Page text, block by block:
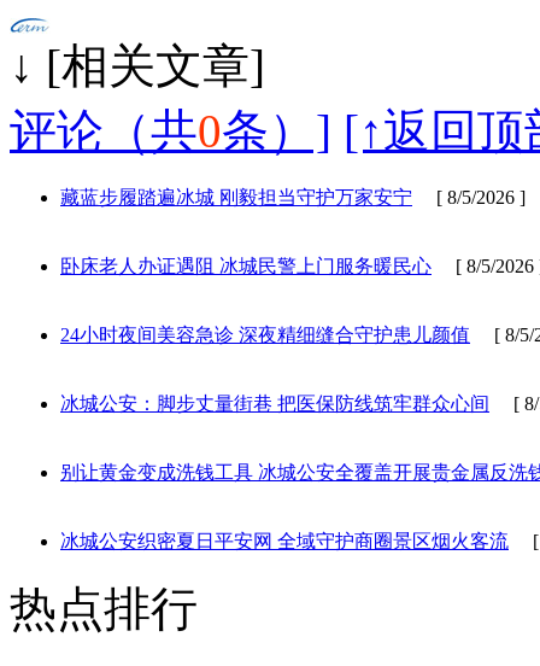
↓ [相
评论（共0条）] [↑返回顶
藏蓝步履踏遍冰城 刚毅担当守护万家安宁 [ 8/5/2026 ]
卧床老人办证遇阻 冰城民警上门服务暖民心 [ 8/5/2026
24小时夜间美容急诊 深夜精细缝合守护患儿颜值 [ 8/5/
冰城公安：脚步丈量街巷 把医保防线筑牢群众心间 [ 8/
别让黄金变成洗钱工具 冰城公安全覆盖开展贵金属反洗
冰城公安织密夏日平安网 全域守护商圈景区烟火客流 [
热点排行